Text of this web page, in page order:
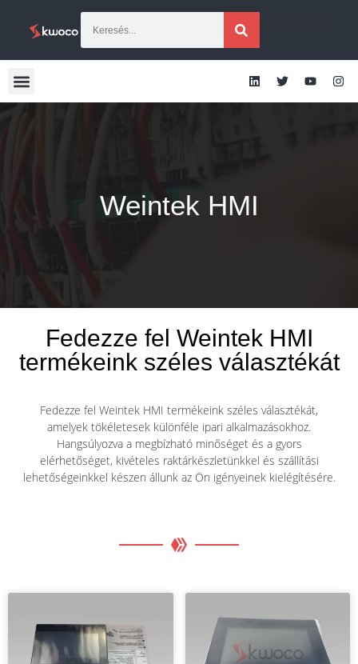
Weintek HMI
Fedezze fel Weintek HMI
termékeink széles választékát
Fedezze fel Weintek HMI termékeink széles választékát,
amelyek tökéletesek különféle ipari alkalmazásokhoz.
Hangsúlyozva a megbízható minőséget és a gyors
elérhetőséget, kivételes raktárkészletünkkel és szállítási
lehetőségeinkkel készen állunk az Ön igényeinek kielégítésére.